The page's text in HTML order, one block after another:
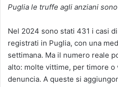
Puglia le truffe agli anziani
Nel 2024 sono stati 431 i casi
registrati in Puglia, con una
settimana. Ma il numero reale
alto: molte vittime, per timore o
denuncia. A queste si